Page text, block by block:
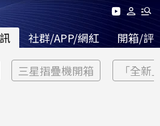
社群/APP/網紅 開箱/評
三星摺疊機開箱 「全新